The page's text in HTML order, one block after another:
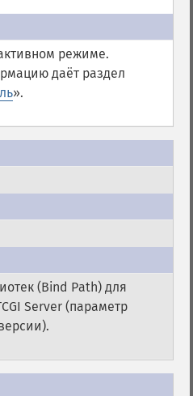
режиме.
даёт раздел
».
(Bind Path) для
Server (параметр